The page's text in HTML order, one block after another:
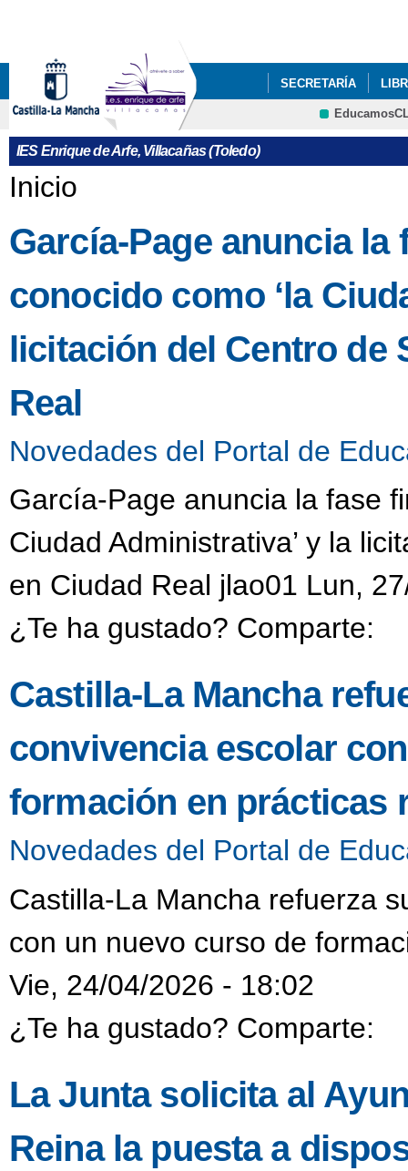
SECRETARÍA
IES Enrique de Arfe, Villacañas (Toledo)
Se encuentra usted aquí
Inicio
García-Page anuncia
conocido como ‘la
licitación del Centro de
Real
Novedades del Portal de
García-Page anuncia la fase
Ciudad Administrativa’ y la
en Ciudad Real jlao01 Lun,
¿Te ha gustado? Comparte:
Castilla-La Mancha
convivencia escolar
formación en prácticas
Novedades del Portal de
Castilla-La Mancha refuerza
con un nuevo curso de
Vie, 24/04/2026 - 18:02
¿Te ha gustado? Comparte:
La Junta solicita al
Reina la puesta a